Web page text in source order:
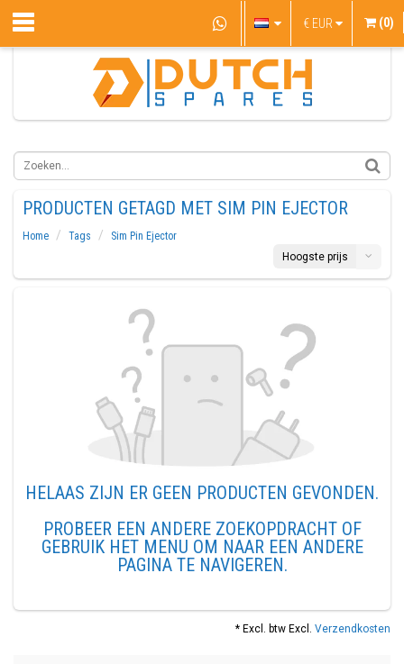
€ EUR (0)
PRODUCTEN GETAGD MET SIM PIN EJECTOR
Home Tags
Sim Pin Ejector
Hoogste prijs
HELAAS ZIJN ER GEEN PRODUCTEN GEVONDEN.
PROBEER EEN ANDERE ZOEKOPDRACHT OF
GEBRUIK HET MENU OM NAAR EEN ANDERE
PAGINA TE NAVIGEREN.
* Excl. btw Excl. Verzendkosten